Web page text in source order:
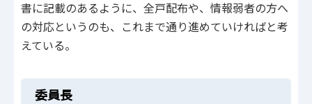
書に記載のあるように、全戸配布や、情報弱者の方へ
の対応というのも、これまで通り進めていければと考
えている。
委員長